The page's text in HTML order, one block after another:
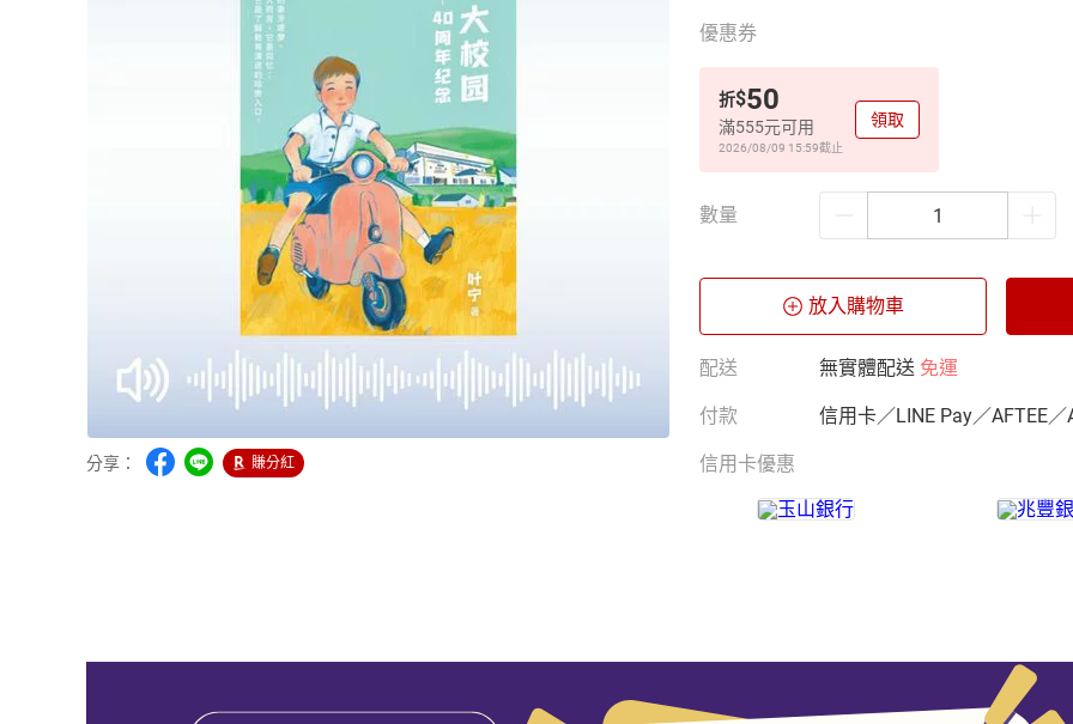
分享： 賺分紅
優惠券
折$50
滿555元可用
2026/08/09 15:59截止
領取
數量
放入購物車
配送 無實體配送 免運
付款 信用卡／LINE Pay／AFTEE／
信用卡優惠